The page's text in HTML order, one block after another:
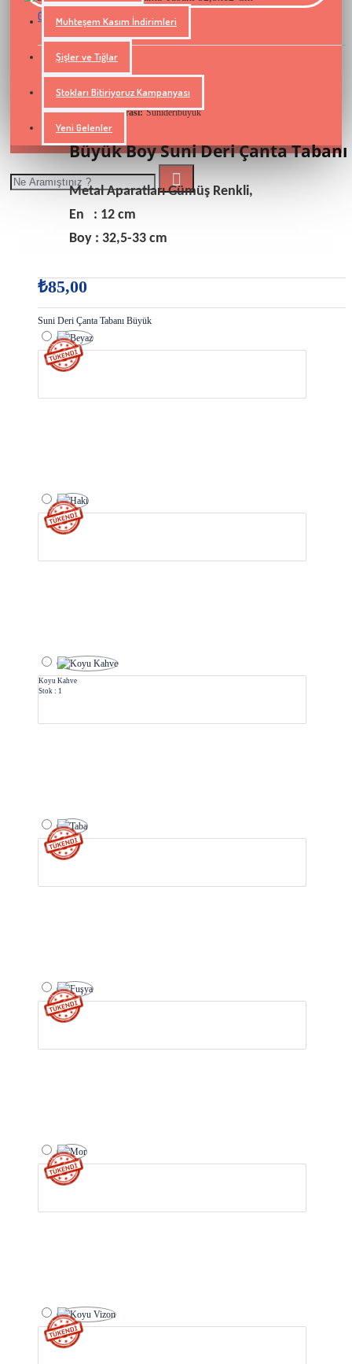
Muhteşem Kasım İndirimleri
Şişler ve Tığlar
Stokları Bitiriyoruz Kampanyası
Yeni Gelenler
0 yorum yapılmış. Yorum Yap
₺85,00
STOKTA VAR
Marka: Ceyhun Yün
Model Numarası: Sunideribuyuk
Büyük Boy Suni Deri Çanta Tabanı
Metal Aparatları Gümüş Renkli,
En : 12 cm
Boy : 32,5-33 cm
Suni Deri Çanta Tabanı Büyük
Koyu Kahve
Stok : 1